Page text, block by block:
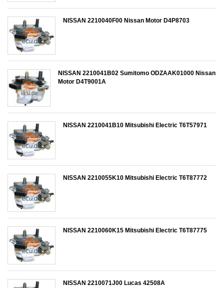
NISSAN 2210040F00 Nissan Motor D4P8703
NISSAN 2210041B02 Sumitomo ODZAAK01000 Nissan
Motor D4T9001A
NISSAN 2210041B10 Mitsubishi Electric T6T57971
NISSAN 2210055K10 Mitsubishi Electric T6T87772
NISSAN 2210060K15 Mitsubishi Electric T6T87775
NISSAN 2210071J00 Lucas 42508A